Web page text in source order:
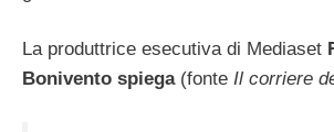
La produttrice esecutiva di Mediaset
Bonivento spiega(fonte Il corriere